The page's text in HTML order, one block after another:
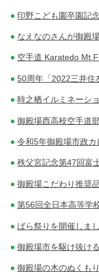
印野こども園卒園記
なえなのさんが御殿
空手道 Karatedo
50周年「2022三井住
時之栖イルミネーシ
御殿場西高校空手道
令和5年御殿場市政
秩父宮記念第47回富
御殿場こだわり推奨品
第56回全日本高等学
ばら祭りを開催しま
御殿場市を駆け抜け
御殿場の木のぬくも